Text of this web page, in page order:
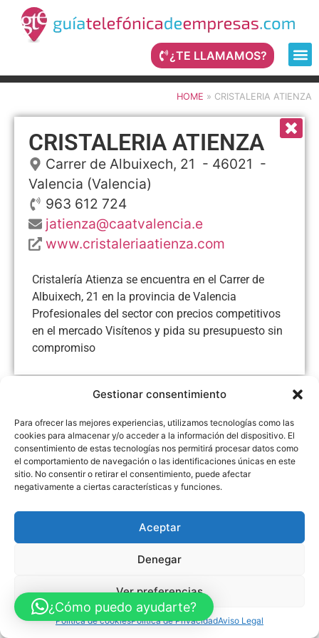
Gestionar consentimiento
Para ofrecer las mejores experiencias, utilizamos tecnologías como las
cookies para almacenar y/o acceder a la información del dispositivo. El
consentimiento de estas tecnologías nos permitirá procesar datos como
el comportamiento de navegación o las identificaciones únicas en este
sitio. No consentir o retirar el consentimiento, puede afectar
negativamente a ciertas características y funciones.
Aceptar
Denegar
Ver preferencias
Política de cookiesPolítica de PrivacidadAviso Legal
¿TE LLAMAMOS?
HOME » CRISTALERIA ATIENZA
CRISTALERIA ATIENZA
Carrer de Albuixech, 21 - 46021 -
Valencia (Valencia)
963 612 724
jatienza@caatvalencia.e
www.cristaleriaatienza.com
Cristalería Atienza se encuentra en el Carrer de
Albuixech, 21 en la provincia de Valencia
Profesionales del sector con precios competitivos
en el mercado Visítenos y pida su presupuesto sin
compromiso
Aviso Legal Política de Privacidad Política de Cookies
Accesibilidad Mapa web
FINANCIADO POR LA UNIÓN EUROPEA CON EL PROGRAMA KIT
DIGITAL POR LOS FONDOS NEXT GENERATION (EU) DEL
MECANISMO DE RECUPERACIÓN Y RESILENCIA
¿Cómo puedo ayudarte?